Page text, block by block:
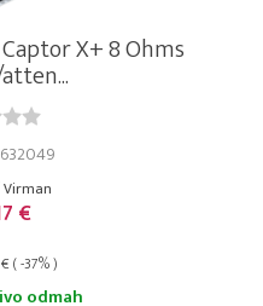
X+ 8 Ohms
Virman
€
( -37% )
odmah